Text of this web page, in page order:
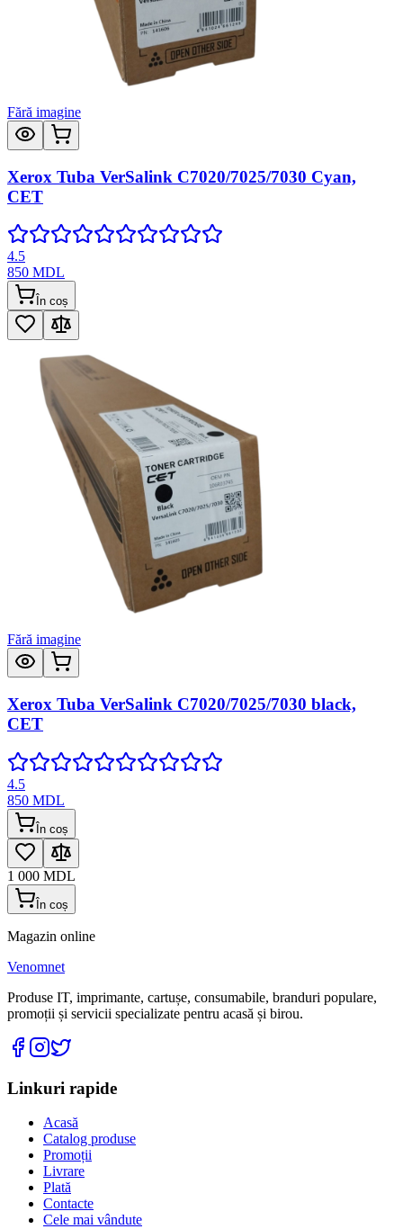
Fără imagine
Xerox Tuba VerSalink C7020/7025/7030 Cyan,
CET
4.5
850 MDL
În coș
Fără imagine
Xerox Tuba VerSalink C7020/7025/7030 black,
CET
4.5
850 MDL
În coș
1 000 MDL
În coș
Magazin online
Venomnet
Produse IT, imprimante, cartușe, consumabile, branduri populare,
promoții și servicii specializate pentru acasă și birou.
Linkuri rapide
Acasă
Catalog produse
Promoții
Livrare
Plată
Contacte
Cele mai vândute